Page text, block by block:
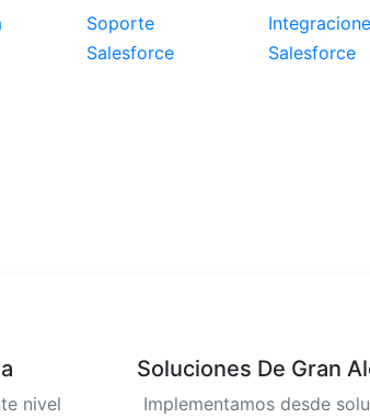
Soporte
Salesforce
Salesforce
nivel
Soluciones De Gran
Implementamos desde